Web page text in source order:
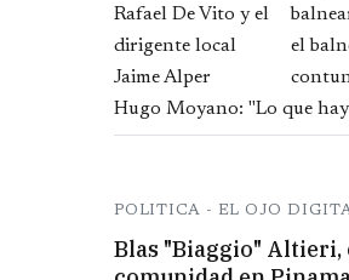
el
Hugo Moyano: "Lo que
POLITICA - EL OJO
Blas "Biaggio" Altieri,